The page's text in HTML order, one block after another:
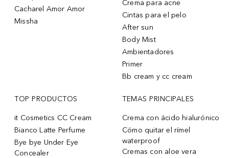
Cacharel Amor Amor
Missha
Crema para acne
Cintas para el pelo
After sun
Body Mist
Ambientadores
Primer
Bb cream y cc cream
TOP PRODUCTOS
it Cosmetics CC Cream
Bianco Latte Perfume
Bye bye Under Eye
Concealer
TEMAS PRINCIPALES
Crema con ácido hialurónico
Cómo quitar el rímel
waterproof
Cremas con aloe vera